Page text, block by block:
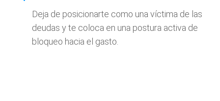
Deja de posicionarte como una víctima de las
deudas y te coloca en una postura activa de
bloqueo hacia el gasto.